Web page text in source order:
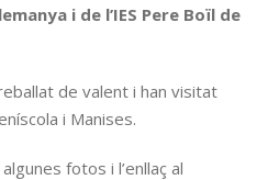
i de l’IES Pere Boïl de
de valent i han visitat
i Manises.
fotos i l’enllaç al